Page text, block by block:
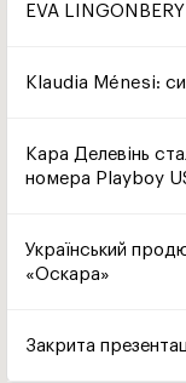
EVA LINGONBERY
Klaudia Ménesi:
Кара Делевінь
номера Playboy
Український
«Оскара»
Закрита